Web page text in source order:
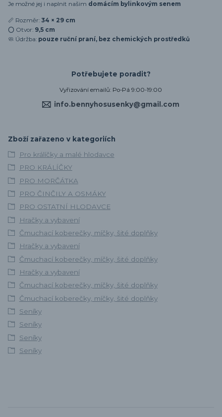
Je možné jej i naplnit našim domácím bylinkovým senem
📏 Rozměr: 34 × 29 cm
⭕ Otvor: 9,5 cm
🧼 Údržba: pouze ruční praní, bez chemických prostředků
Potřebujete poradit?
Vyřizování emailů: Po-Pá 9:00-19:00
info.bennyhosusenky@gmail.com
Zboží zařazeno v kategoriích
Pro králíčky a malé hlodavce
PRO KRÁLÍČKY
PRO MORČÁTKA
PRO ČINČILY A OSMÁKY
PRO OSTATNÍ HLODAVCE
Hračky a vybavení
Čmuchací koberečky, míčky, šité doplňky
Hračky a vybavení
Čmuchací koberečky, míčky, šité doplňky
Hračky a vybavení
Čmuchací koberečky, míčky, šité doplňky
Čmuchací koberečky, míčky, šité doplňky
Seníky
Seníky
Seníky
Seníky